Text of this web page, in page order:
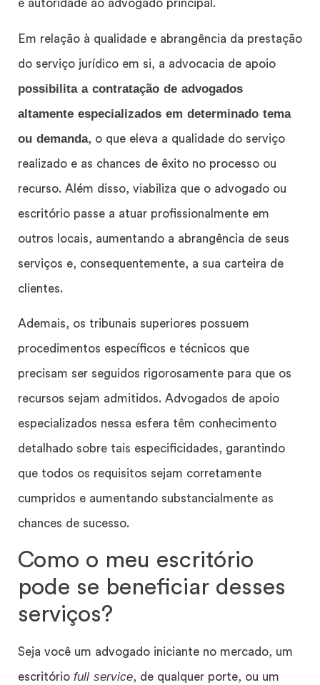
e autoridade ao advogado principal.
Em relação à qualidade e abrangência da prestação
do serviço jurídico em si, a advocacia de apoio
possibilita a contratação de advogados
altamente especializados em determinado tema
ou demanda, o que eleva a qualidade do serviço
realizado e as chances de êxito no processo ou
recurso. Além disso, viabiliza que o advogado ou
escritório passe a atuar profissionalmente em
outros locais, aumentando a abrangência de seus
serviços e, consequentemente, a sua carteira de
clientes.
Ademais, os tribunais superiores possuem
procedimentos específicos e técnicos que
precisam ser seguidos rigorosamente para que os
recursos sejam admitidos. Advogados de apoio
especializados nessa esfera têm conhecimento
detalhado sobre tais especificidades, garantindo
que todos os requisitos sejam corretamente
cumpridos e aumentando substancialmente as
chances de sucesso.
Como o meu escritório
pode se beneficiar desses
serviços?
Seja você um advogado iniciante no mercado, um
escritório full service, de qualquer porte, ou um